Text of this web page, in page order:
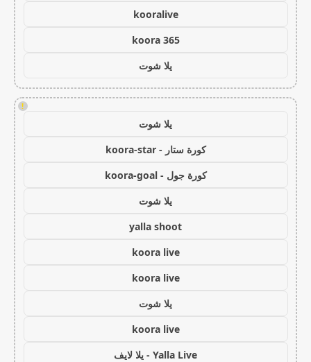
kooralive
koora 365
يلا شوت
!
يلا شوت
كورة ستار - koora-star
كورة جول - koora-goal
يلا شوت
yalla shoot
koora live
koora live
يلا شوت
koora live
Yalla Live - يلا لايف